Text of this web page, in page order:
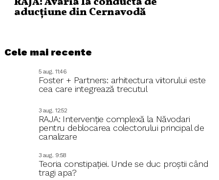
aducțiune din Cernavodă
Cele mai recente
5 aug.. 11:46
Foster + Partners: arhitectura viitorului este
cea care integrează trecutul
3 aug.. 12:52
RAJA: Intervenție complexă la Năvodari
pentru deblocarea colectorului principal de
canalizare
3 aug.. 9:58
Teoria constipației. Unde se duc proștii când
tragi apa?